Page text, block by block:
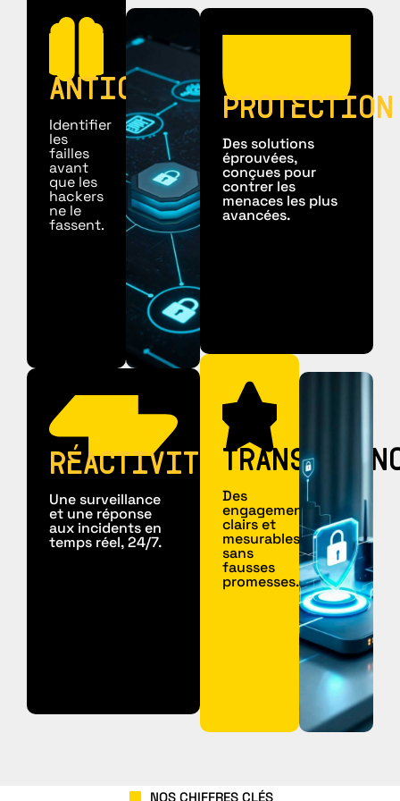
ANTICIPATION
Identifier
les
failles
avant
que les
hackers
ne le
fassent.
RÉACTIVITÉ
Une surveillance
et une réponse
aux incidents en
temps réel, 24/7.
PROTECTION
Des solutions
éprouvées,
conçues pour
contrer les
menaces les plus
avancées.
Des
engagements
clairs et
mesurables,
sans
fausses
promesses.
NOS CHIFFRES CLÉS